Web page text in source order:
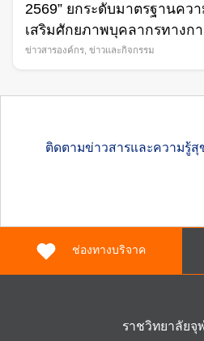
2569” ยกระดับมาตรฐานคว
เสริมศักยภาพบุคลากรทางก
ข่าวสารองค์กร ข่าวและกิจกรรม
ติดตามข่าวสารและความรู้สุ
ช่องทางบริจาค
ราชวิทยาลัยจุ